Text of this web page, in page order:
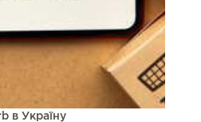
в Україну